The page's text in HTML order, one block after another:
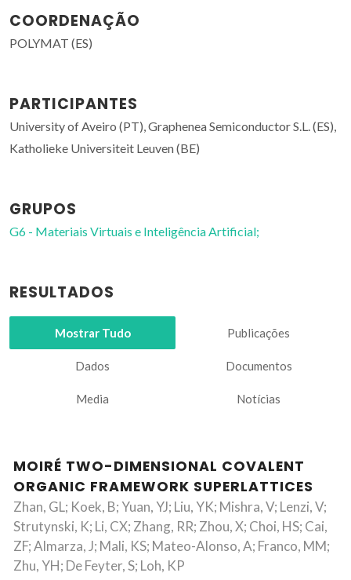
COORDENAÇÃO
POLYMAT (ES)
PARTICIPANTES
University of Aveiro (PT), Graphenea Semiconductor S.L. (ES),
Katholieke Universiteit Leuven (BE)
GRUPOS
G6 - Materiais Virtuais e Inteligência Artificial;
RESULTADOS
Mostrar Tudo Publicações
Dados Documentos
Media Notícias
MOIRÉ TWO-DIMENSIONAL COVALENT
ORGANIC FRAMEWORK SUPERLATTICES
Zhan, GL; Koek, B; Yuan, YJ; Liu, YK; Mishra, V; Lenzi, V;
Strutynski, K; Li, CX; Zhang, RR; Zhou, X; Choi, HS; Cai,
ZF; Almarza, J; Mali, KS; Mateo-Alonso, A; Franco, MM;
Zhu, YH; De Feyter, S; Loh, KP